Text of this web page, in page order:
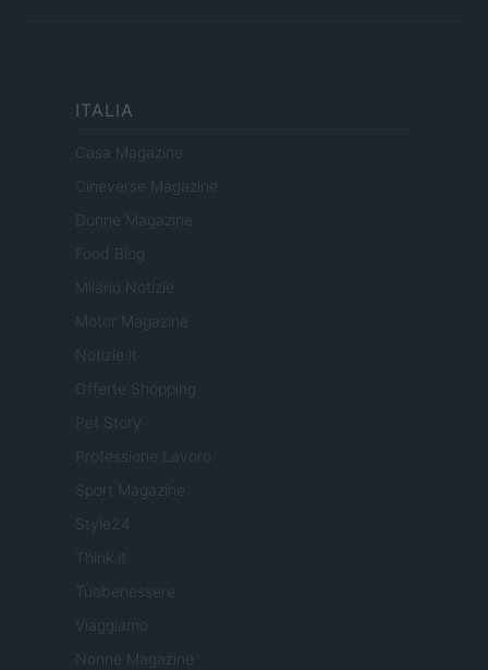
ITALIA
Casa Magazine
Cineverse Magazine
Donne Magazine
Food Blog
Milano Notizie
Motor Magazine
Notizie.it
Offerte Shopping
Professione Lavoro
Sport Magazine
Style24
Think.it
Tuobenessere
Viaggiamo
Nonne Magazine